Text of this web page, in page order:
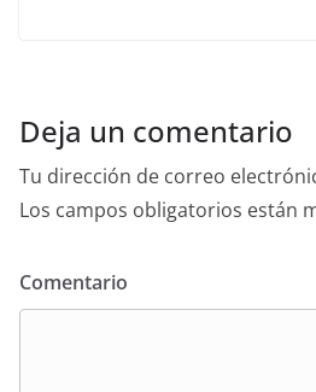
Deja un comentario
Tu dirección de correo
Los campos obligatorios están
Comentario